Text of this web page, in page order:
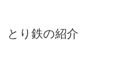
とり鉄の紹介